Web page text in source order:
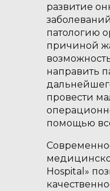
развитие
патологию
причиной
направить
провести
помощью
Hospital»